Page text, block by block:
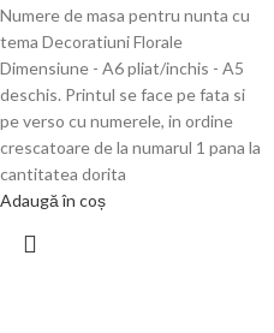
Numere de masa pentru nunta cu
tema Decoratiuni Florale
Dimensiune - A6 pliat/inchis - A5
deschis. Printul se face pe fata si
pe verso cu numerele, in ordine
crescatoare de la numarul 1 pana la
cantitatea dorita
Adaugă în coș